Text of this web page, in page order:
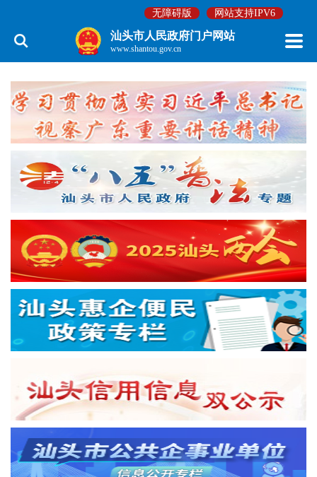
无障碍版 网站支持IPV6
汕头市人民政府门户网站
www.shantou.gov.cn